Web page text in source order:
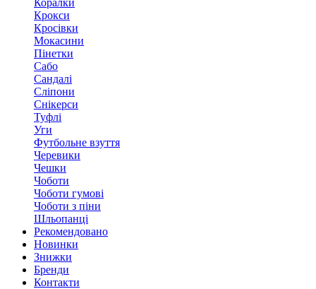
Коралки
Крокси
Кросівки
Мокасини
Пінетки
Сабо
Сандалі
Сліпони
Снікерси
Туфлі
Уги
Футбольне взуття
Черевики
Чешки
Чоботи
Чоботи гумові
Чоботи з піни
Шльопанці
Рекомендовано
Новинки
Знижки
Бренди
Контакти